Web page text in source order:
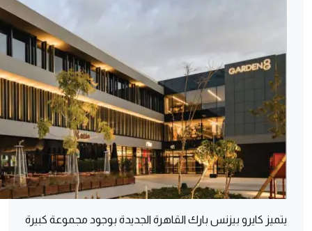
يتميز كايرو بيزنس بارك القاهرة الجديدة بوجود مجموعة كبيرة